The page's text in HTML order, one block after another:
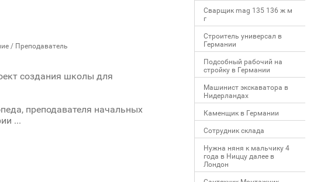
/ Преподаватель
создания школы для
преподавателя начальных
...
Сварщик mag 135 136 ж м
г
Строитель универсал в
Германии
Подсобный рабочий на
стройку в Германии
Машинист экскаватора в
Нидерландах
Каменщик в Германии
Сотрудник склада
Нужна няня к мальчику 4
года в Ниццу далее в
Лондон